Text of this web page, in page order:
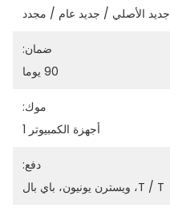
جديد الأصلي / جديد عام / مجدد
ضمان:
90 يوما
موك:
أجهزة الكمبيوتر 1
دفع:
T / T، ويسترن يونيون، باي بال